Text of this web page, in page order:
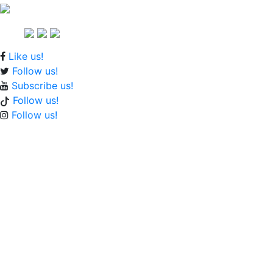
Like us!
Follow us!
Subscribe us!
Follow us!
Follow us!